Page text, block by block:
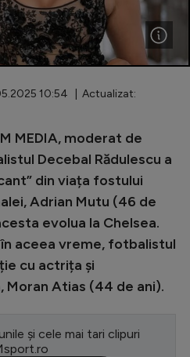
League
League
10:54 | Actualizat:
MEDIA, moderat de
Decebal Rădulescu a
din viața fostului
Adrian Mutu (46 de
evolua la Chelsea.
aceea vreme, fotbalistul
cu actrița și
Moran Atias (44 de ani).
și cele mai tari clipuri